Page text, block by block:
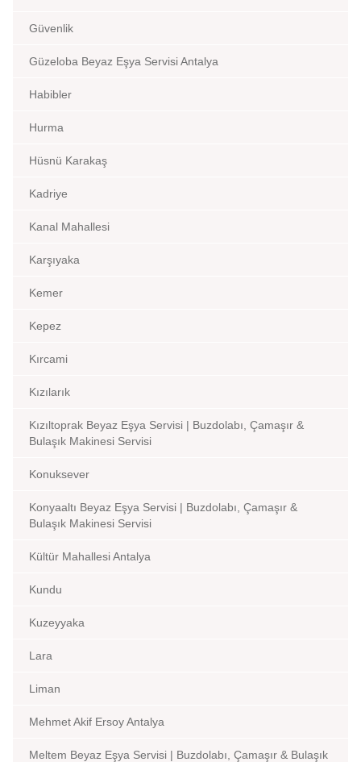
Güvenlik
Güzeloba Beyaz Eşya Servisi Antalya
Habibler
Hurma
Hüsnü Karakaş
Kadriye
Kanal Mahallesi
Karşıyaka
Kemer
Kepez
Kırcami
Kızılarık
Kızıltoprak Beyaz Eşya Servisi | Buzdolabı, Çamaşır &
Bulaşık Makinesi Servisi
Konuksever
Konyaaltı Beyaz Eşya Servisi | Buzdolabı, Çamaşır &
Bulaşık Makinesi Servisi
Kültür Mahallesi Antalya
Kundu
Kuzeyyaka
Lara
Liman
Mehmet Akif Ersoy Antalya
Meltem Beyaz Eşya Servisi | Buzdolabı, Çamaşır & Bulaşık